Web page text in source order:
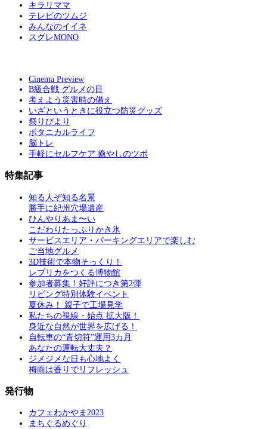
キラリママ
テレビのツムジ
みんなのイイネ
スグレMONO
Cinema Preview
B級合戦 グルメの目
考えよう災害時の備え
いざというときに役立つ防災グッズ
祭りびより
ボタニカルライフ
脳トレ
手軽にセルフケア 癒やしのツボ
特集記事
知る人ぞ知る名景
勝手に紀州穴場遺産
ひんやりあま〜い
こだわりたっぷりかき氷
サービスエリア・パーキングエリアで楽しむ
ご当地グルメ
3D技術で本物そっくり！
レプリカをつくる博物館
参加者募集！好評につき第2弾
リビング特別体験イベント
夏休み！ 親子で工場見学
私たちの視線・始点 拡大版！
身近な自然が世界を広げる！
自転車の“青切符”運用3カ月
あなたの運転大丈夫？
ジメジメな日も心地よく
梅雨は香りでリフレッシュ
発行物
カフェわかやま2023
まちぐるめぐり